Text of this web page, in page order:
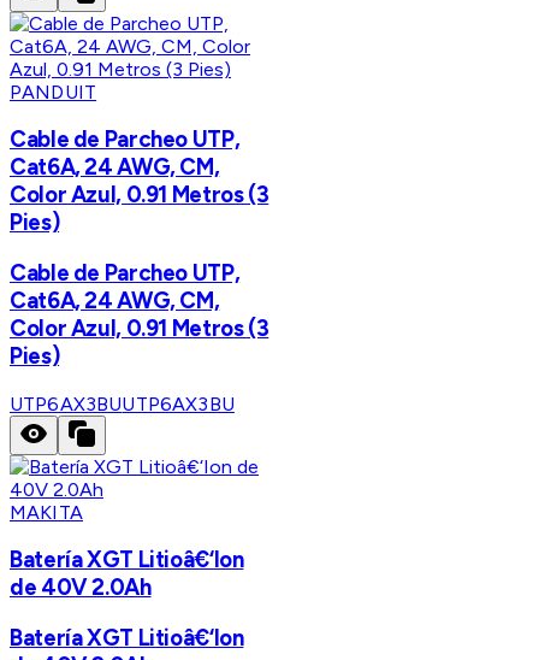
PANDUIT
Cable de Parcheo UTP,
Cat6A, 24 AWG, CM,
Color Azul, 0.91 Metros (3
Pies)
Cable de Parcheo UTP,
Cat6A, 24 AWG, CM,
Color Azul, 0.91 Metros (3
Pies)
UTP6AX3BUUTP6AX3BU
MAKITA
Batería XGT Litioâ€‘Ion
de 40V 2.0Ah
Batería XGT Litioâ€‘Ion